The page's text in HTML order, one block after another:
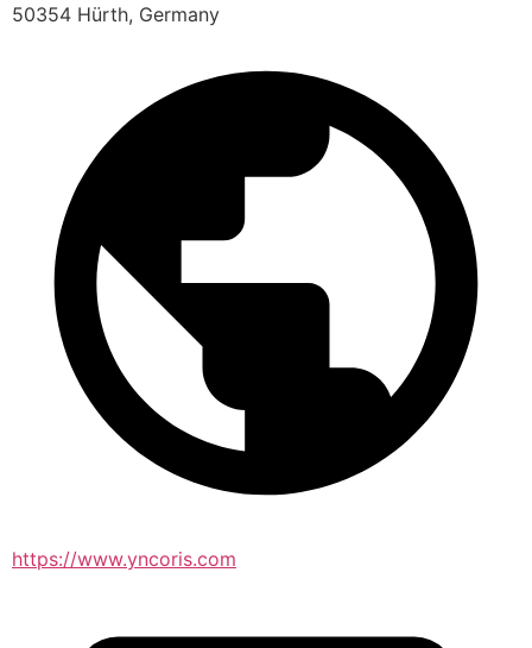
50354 Hürth, Germany
https://www.yncoris.com